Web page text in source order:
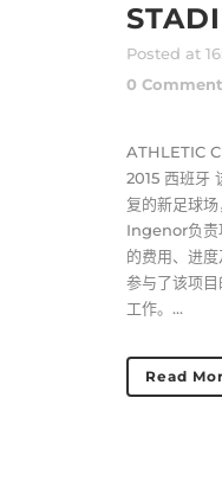
Posted at
0
ATHLETIC
2015 西班牙
复的新足球
Ingenor负责
的费用、进
参与了该项
工作。...
Read